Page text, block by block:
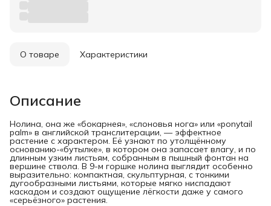
О товаре Характеристики
Описание
Нолина, она же «бокарнея», «слоновья нога» или «ponytail
palm» в английской транслитерации, — эффектное
растение с характером. Её узнают по утолщённому
основанию-«бутылке», в котором она запасает влагу, и по
длинным узким листьям, собранным в пышный фонтан на
вершине ствола. В 9-м горшке нолина выглядит особенно
выразительно: компактная, скульптурная, с тонкими
дугообразными листьями, которые мягко ниспадают
каскадом и создают ощущение лёгкости даже у самого
«серьёзного» растения.